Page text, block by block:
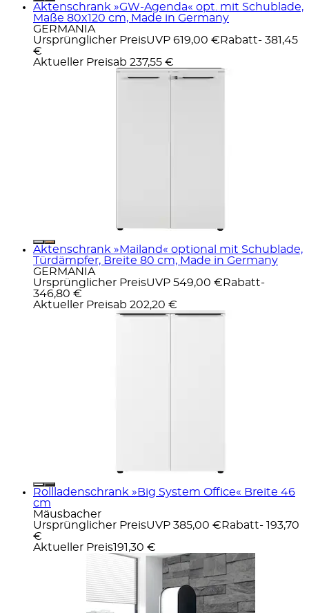
Aktenschrank »GW-Agenda« opt. mit Schublade,
Maße 80x120 cm, Made in Germany
GERMANIA
Ursprünglicher PreisUVP 619,00 € Rabatt- 381,45
€
Aktueller Preisab 237,55 €
Aktenschrank »Mailand« optional mit Schublade,
Türdämpfer, Breite 80 cm, Made in Germany
GERMANIA
Ursprünglicher PreisUVP 549,00 € Rabatt-
346,80 €
Aktueller Preisab 202,20 €
Rollladenschrank »Big System Office« Breite 46
cm
Mäusbacher
Ursprünglicher PreisUVP 385,00 € Rabatt- 193,70
€
Aktueller Preis191,30 €